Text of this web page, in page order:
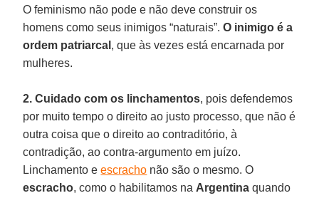
O feminismo não pode e não deve construir os
homens como seus inimigos “naturais”.O inimigo é a
ordem patriarcal , que às vezes está encarnada por
mulheres.
2. Cuidado com os linchamentos, pois defendemos
por muito tempo o direito ao justo processo, que não é
outra coisa que o direito ao contraditório, à
contradição, ao contra-argumento em juízo.
Linchamento eescracho não são o mesmo. O
escracho, como o habilitamos na Argentina quando